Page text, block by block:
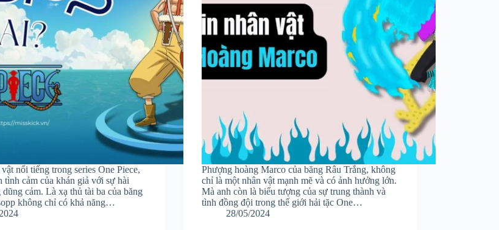
nổi tiếng trong series One Piece,
tình cảm của khán giả với sự hài
cảm. Là xạ thủ tài ba của băng
không chỉ có khả năng…
Phượng hoàng Marco của băng Râu Trắng, không
chỉ là một nhân vật mạnh mẽ và có ảnh hưởng lớn.
Mà anh còn là biểu tượng của sự trung thành và
tình đồng đội trong thế giới hải tặc One…
28/05/2024